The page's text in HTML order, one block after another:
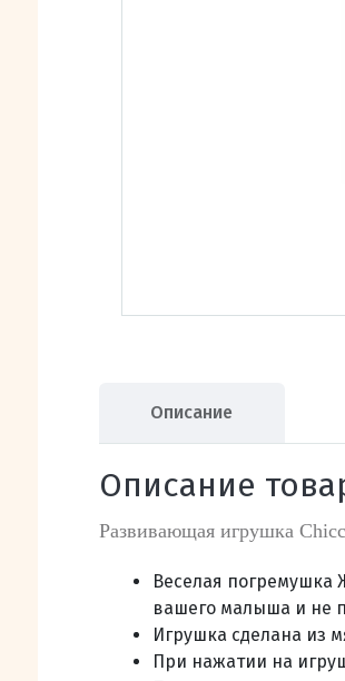
Описание
Описание
Развивающая игрушка
Веселая
вашего малыша и не
Игрушка сделана из
При нажатии на